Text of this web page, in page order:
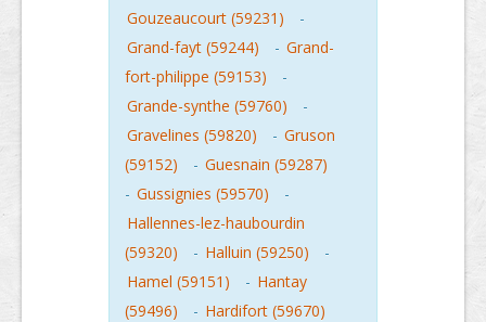
Gouzeaucourt (59231)
-
Grand-fayt (59244)
- Grand-
fort-philippe (59153)
-
Grande-synthe (59760)
-
Gravelines (59820)
- Gruson
(59152)
- Guesnain (59287)
- Gussignies (59570)
-
Hallennes-lez-haubourdin
(59320)
- Halluin (59250)
-
Hamel (59151)
- Hantay
(59496)
- Hardifort (59670)